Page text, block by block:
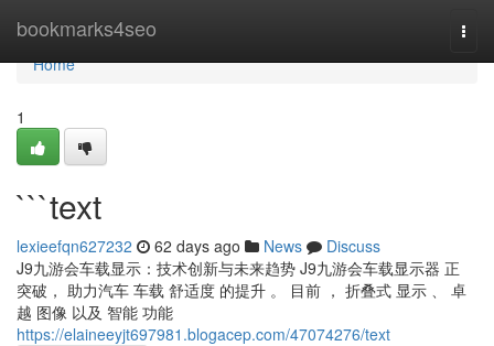
bookmarks4seo
Home
Home
1
```text
lexieefqn627232 62 days ago News
Discuss
J9九游会车载显示：技术创新与未来趋势 J9九游会车载显示器 正
突破， 助力汽车 车载 舒适度 的提升 。 目前 ， 折叠式 显示 、 卓
越 图像 以及 智能 功能
https://elaineeyjt697981.blogacep.com/47074276/text